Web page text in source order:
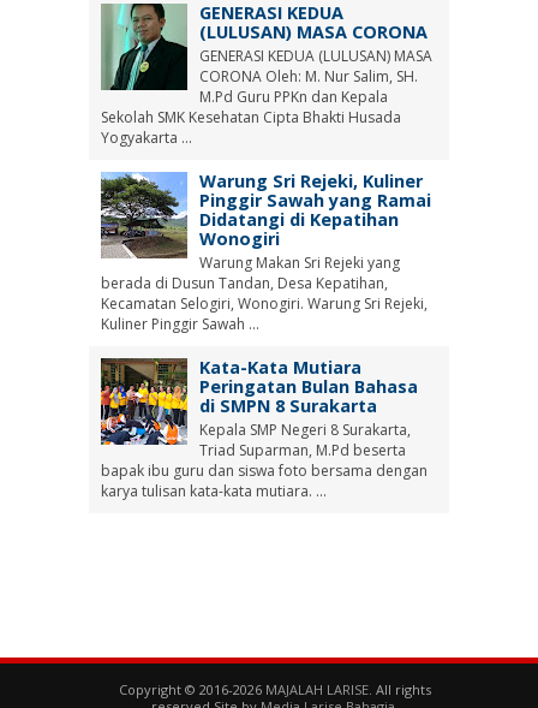
GENERASI KEDUA
(LULUSAN) MASA CORONA
GENERASI KEDUA (LULUSAN) MASA
CORONA Oleh: M. Nur Salim, SH.
M.Pd Guru PPKn dan Kepala
Sekolah SMK Kesehatan Cipta Bhakti Husada
Yogyakarta ...
Warung Sri Rejeki, Kuliner
Pinggir Sawah yang Ramai
Didatangi di Kepatihan
Wonogiri
Warung Makan Sri Rejeki yang
berada di Dusun Tandan, Desa Kepatihan,
Kecamatan Selogiri, Wonogiri. Warung Sri Rejeki,
Kuliner Pinggir Sawah ...
Kata-Kata Mutiara
Peringatan Bulan Bahasa
di SMPN 8 Surakarta
Kepala SMP Negeri 8 Surakarta,
Triad Suparman, M.Pd beserta
bapak ibu guru dan siswa foto bersama dengan
karya tulisan kata-kata mutiara. ...
Copyright © 2016-2026 MAJALAH LARISE . All rights